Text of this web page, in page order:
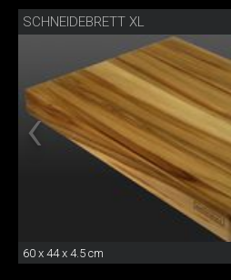
SCHNEIDEBRETT XL
60 x 44 x 4.5 cm